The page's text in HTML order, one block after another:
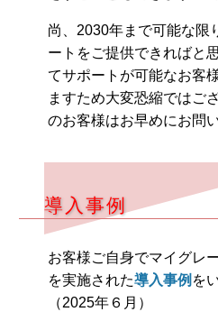
尚、2030年まで可能な限
ートをご提供できればと
てサポートが可能なお客
ますため大変恐縮ではご
のお客様はお早めにお問
導入事例
お客様ご自身でマイグレ
を実施された導入事例 を
（2025年６月）